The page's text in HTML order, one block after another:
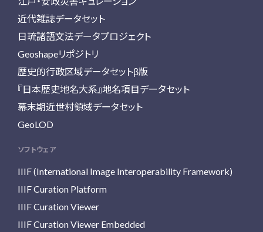
近代雑誌データセット
日琉諸語文法データプロジェクト
Geoshapeリポジトリ
歴史的行政区域データセットβ版
『日本歴史地名大系』地名項目データセット
幕末期近世村領域データセット
GeoLOD
ソフトウェア
IIIF (International Image Interoperability Framework)
IIIF Curation Platform
IIIF Curation Viewer
IIIF Curation Viewer Embedded